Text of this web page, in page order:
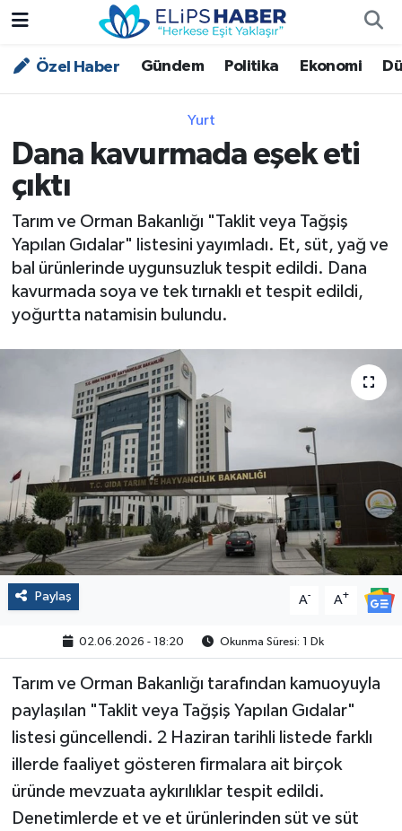
Özel Haber Gündem Politika Ekonomi
Yurt
Dana kavurmada eşek eti
çıktı
Tarım ve Orman Bakanlığı "Taklit veya Tağşiş
Yapılan Gıdalar" listesini yayımladı. Et, süt, yağ ve
bal ürünlerinde uygunsuzluk tespit edildi. Dana
kavurmada soya ve tek tırnaklı et tespit edildi,
yoğurtta natamisin bulundu.
Paylaş A- A+
02.06.2026 - 18:20 Okunma Süresi: 1 Dk
Tarım ve Orman Bakanlığı tarafından kamuoyuyla
paylaşılan "Taklit veya Tağşiş Yapılan Gıdalar"
listesi güncellendi. 2 Haziran tarihli listede farklı
illerde faaliyet gösteren firmalara ait birçok
üründe mevzuata aykırılıklar tespit edildi.
Denetimlerde et ve et ürünlerinden süt ve süt
Özel Haber
Asayiş
Çevre - İklim
Dünya
Magazin
Politika
Sağlık
Spor
Yaşam
Kadın
Yurt
2024 Seçim Sonuçları
Nöbetçi Eczaneler
Trafik Durumu
Tüm Manşetler
Son Dakika Haberleri